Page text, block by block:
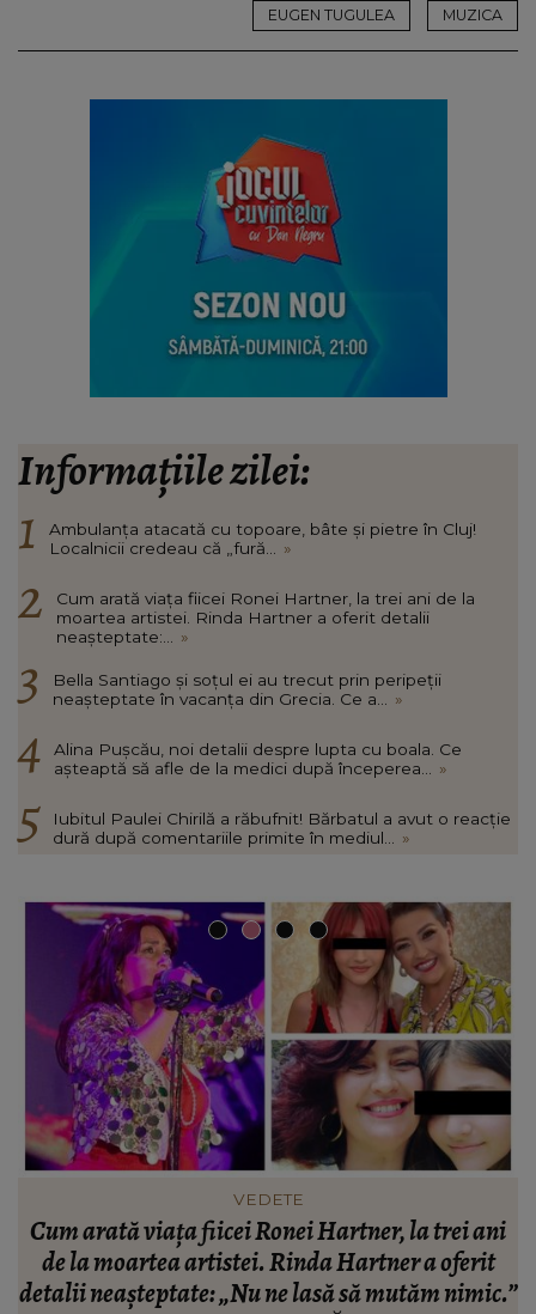
EUGEN TUGULEA MUZICA
Informațiile zilei:
Ambulanța atacată cu topoare, bâte și pietre în Cluj!
Localnicii credeau că „fură...
»
Cum arată viața fiicei Ronei Hartner, la trei ani de la
moartea artistei. Rinda Hartner a oferit detalii
neașteptate:...
»
Bella Santiago și soțul ei au trecut prin peripeții
neașteptate în vacanța din Grecia. Ce a...
»
Alina Pușcău, noi detalii despre lupta cu boala. Ce
așteaptă să afle de la medici după începerea...
»
Iubitul Paulei Chirilă a răbufnit! Bărbatul a avut o reacție
dură după comentariile primite în mediul...
»
VEDETE
Bella Santiago și soțul ei au trecut prin peripeții
neașteptate în vacanța din Grecia. Ce a pățit
artista: „Îmi pare rău!”